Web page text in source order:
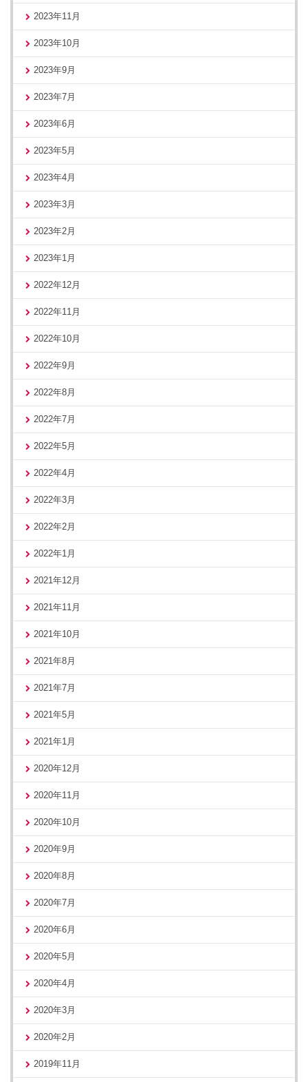
2023年11月
2023年10月
2023年9月
2023年7月
2023年6月
2023年5月
2023年4月
2023年3月
2023年2月
2023年1月
2022年12月
2022年11月
2022年10月
2022年9月
2022年8月
2022年7月
2022年5月
2022年4月
2022年3月
2022年2月
2022年1月
2021年12月
2021年11月
2021年10月
2021年8月
2021年7月
2021年5月
2021年1月
2020年12月
2020年11月
2020年10月
2020年9月
2020年8月
2020年7月
2020年6月
2020年5月
2020年4月
2020年3月
2020年2月
2019年11月